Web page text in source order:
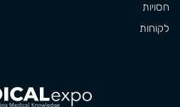
חסויות
לקוחות